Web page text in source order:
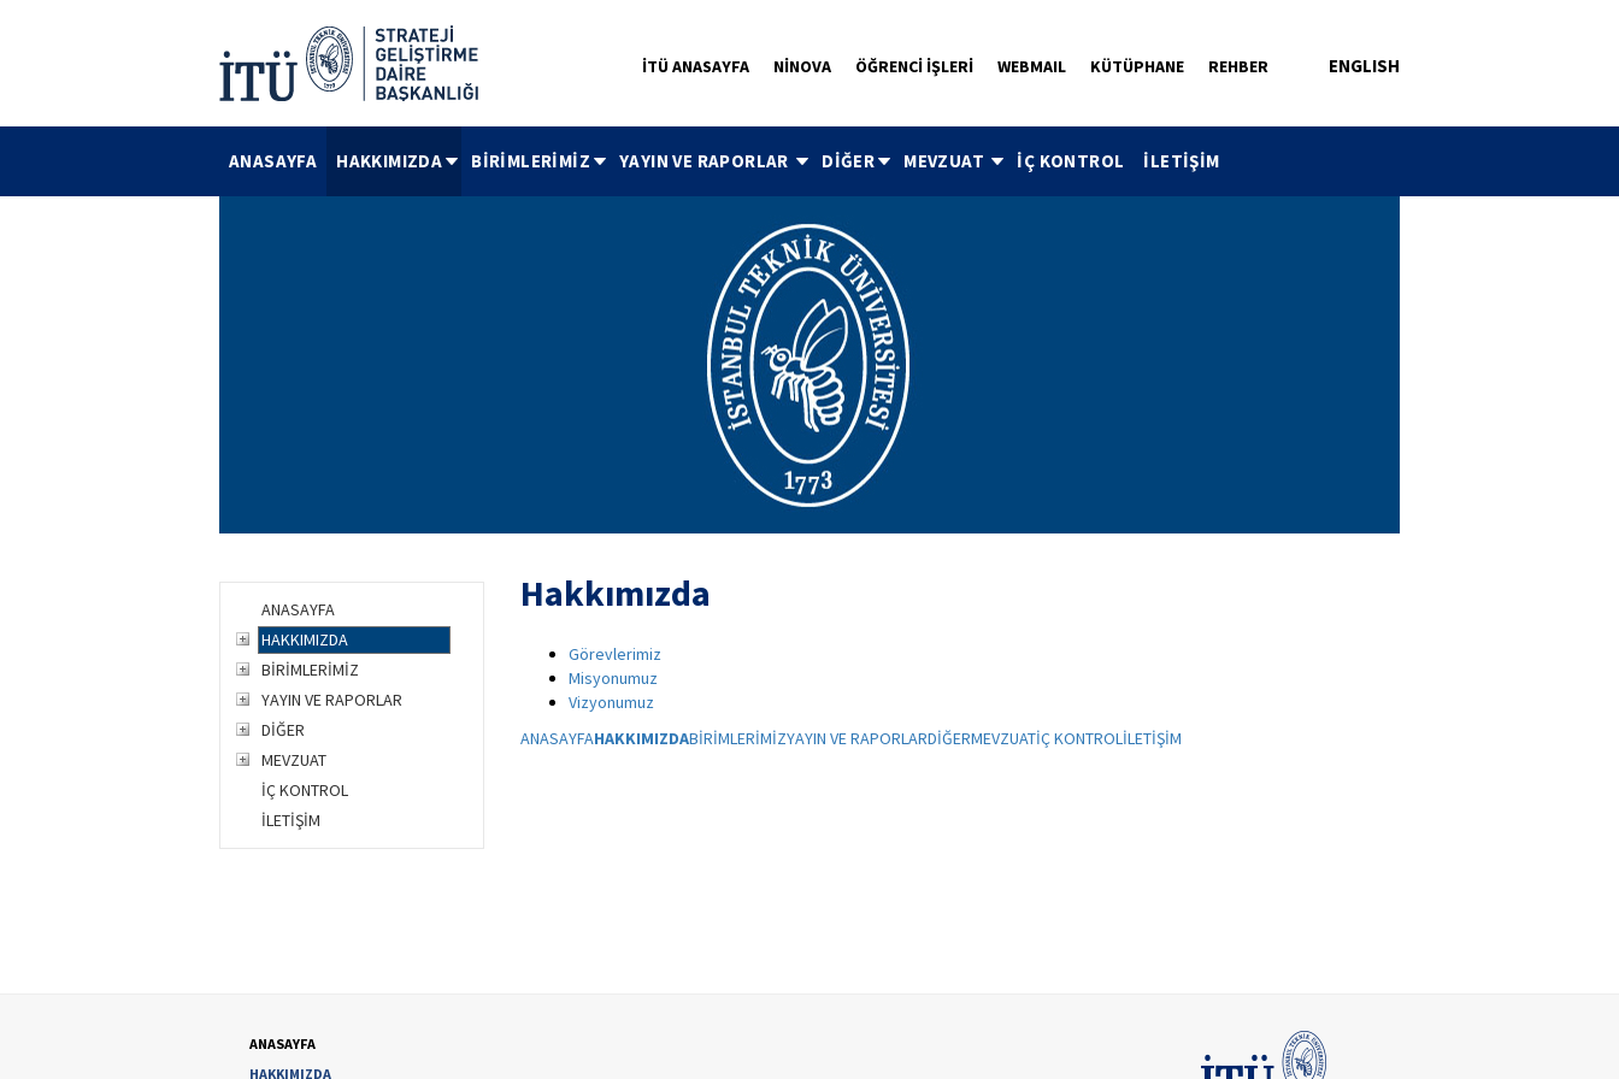
ENGLISH
İTÜ ANASAYFA NİNOVA ÖĞRENCİ İŞLERİ WEBMAIL KÜTÜPHANE REHBER
ANASAYFA HAKKIMIZDA BİRİMLERİMİZ YAYIN VE RAPORLAR DİĞER MEVZUAT İÇ KONTROL İLETİŞİM
ANASAYFA
HAKKIMIZDA
BİRİMLERİMİZ
YAYIN VE RAPORLAR
DİĞER
MEVZUAT
İÇ KONTROL
İLETİŞİM
Hakkımızda
Görevlerimiz
Misyonumuz
Vizyonumuz
ANASAYFAHAKKIMIZDABİRİMLERİMİZYAYIN VE RAPORLARDİĞERMEVZUATİÇ KONTROLİLETİŞİM
ANASAYFA
HAKKIMIZDA